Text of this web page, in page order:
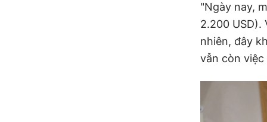
"Ngày nay,
2.200 USD).
nhiên, đây
vẫn còn việc